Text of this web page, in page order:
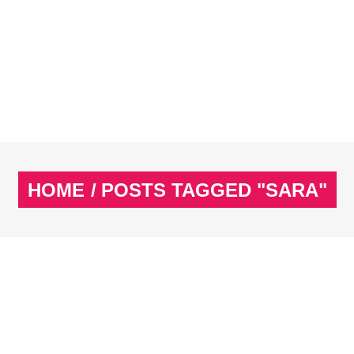
HOME / POSTS TAGGED "SARA"